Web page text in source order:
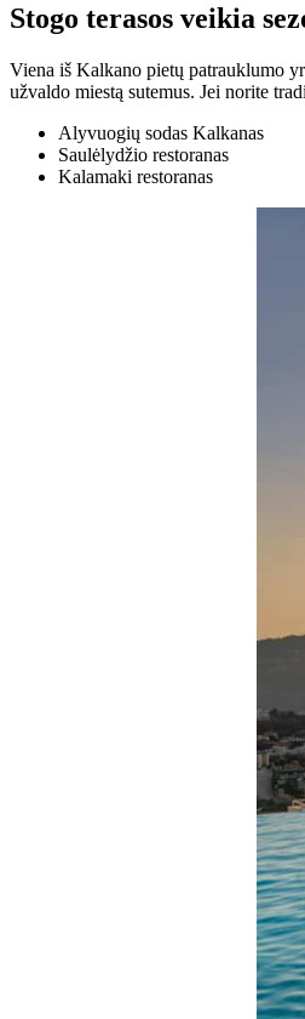
Stogo terasos veikia
Viena iš Kalkano pietų patrauklumo
užvaldo miestą sutemus. Jei norite
Alyvuogių sodas Kalkanas
Saulėlydžio restoranas
Kalamaki restoranas